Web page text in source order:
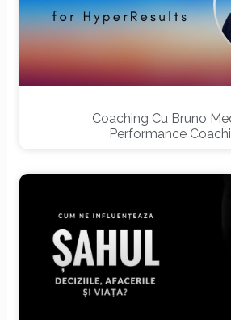
Coaching Cu Bruno
Performance